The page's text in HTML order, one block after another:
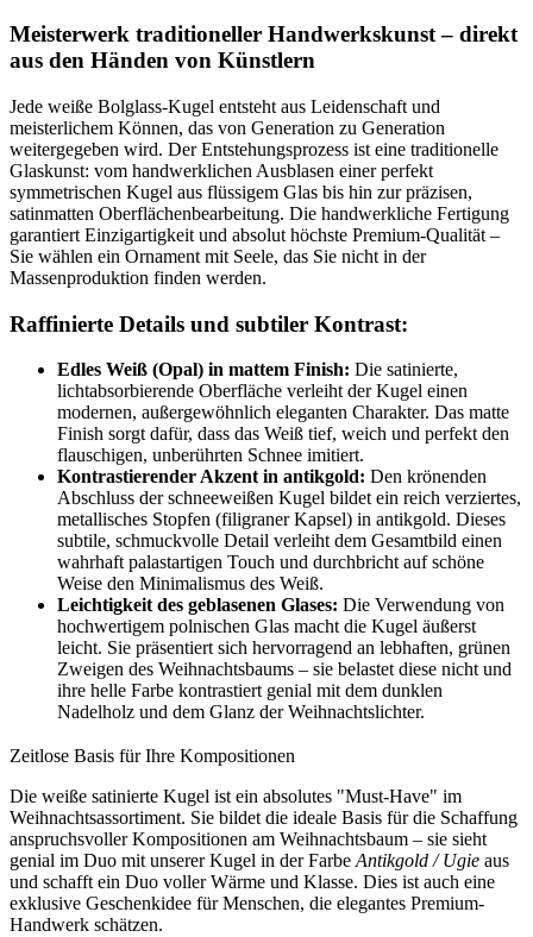
Meisterwerk traditioneller Handwerkskunst – direkt
aus den Händen von Künstlern
Jede weiße Bolglass-Kugel entsteht aus Leidenschaft und
meisterlichem Können, das von Generation zu Generation
weitergegeben wird. Der Entstehungsprozess ist eine traditionelle
Glaskunst: vom handwerklichen Ausblasen einer perfekt
symmetrischen Kugel aus flüssigem Glas bis hin zur präzisen,
satinmatten Oberflächenbearbeitung. Die handwerkliche Fertigung
garantiert Einzigartigkeit und absolut höchste Premium-Qualität –
Sie wählen ein Ornament mit Seele, das Sie nicht in der
Massenproduktion finden werden.
Raffinierte Details und subtiler Kontrast:
Edles Weiß (Opal) in mattem Finish: Die satinierte,
lichtabsorbierende Oberfläche verleiht der Kugel einen
modernen, außergewöhnlich eleganten Charakter. Das matte
Finish sorgt dafür, dass das Weiß tief, weich und perfekt den
flauschigen, unberührten Schnee imitiert.
Kontrastierender Akzent in antikgold: Den krönenden
Abschluss der schneeweißen Kugel bildet ein reich verziertes,
metallisches Stopfen (filigraner Kapsel) in antikgold. Dieses
subtile, schmuckvolle Detail verleiht dem Gesamtbild einen
wahrhaft palastartigen Touch und durchbricht auf schöne
Weise den Minimalismus des Weiß.
Leichtigkeit des geblasenen Glases: Die Verwendung von
hochwertigem polnischen Glas macht die Kugel äußerst
leicht. Sie präsentiert sich hervorragend an lebhaften, grünen
Zweigen des Weihnachtsbaums – sie belastet diese nicht und
ihre helle Farbe kontrastiert genial mit dem dunklen
Nadelholz und dem Glanz der Weihnachtslichter.
Zeitlose Basis für Ihre Kompositionen
Die weiße satinierte Kugel ist ein absolutes "Must-Have" im
Weihnachtsassortiment. Sie bildet die ideale Basis für die Schaffung
anspruchsvoller Kompositionen am Weihnachtsbaum – sie sieht
genial im Duo mit unserer Kugel in der Farbe Antikgold / Ugie aus
und schafft ein Duo voller Wärme und Klasse. Dies ist auch eine
exklusive Geschenkidee für Menschen, die elegantes Premium-
Handwerk schätzen.